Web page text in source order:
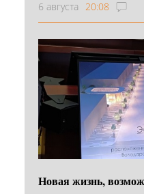
6 августа 20:08
Новая жизнь,